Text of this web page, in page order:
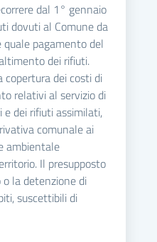
dal 1° gennaio
dovuti al Comune da
pagamento del
dei rifiuti.
dei costi di
relativi al servizio di
dei rifiuti assimilati,
comunale ai
ambientale
Il presupposto
o la detenzione di
suscettibili di